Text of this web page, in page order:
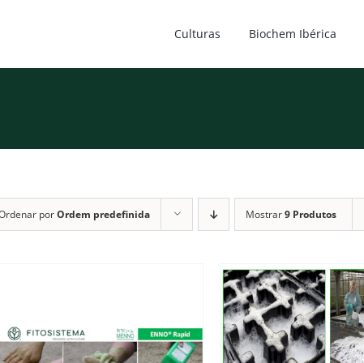
Culturas Biochem Ibérica
porOrdem predefinida Mostrar9 Produtos